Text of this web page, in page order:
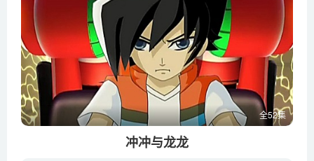
全52集
冲冲与龙龙